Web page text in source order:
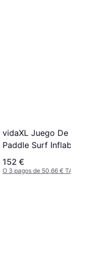
vidaXL Juego De
Paddle Surf Inflable
300x76x10
152 €
O 3 pagos de 50,66 € TAE 0%